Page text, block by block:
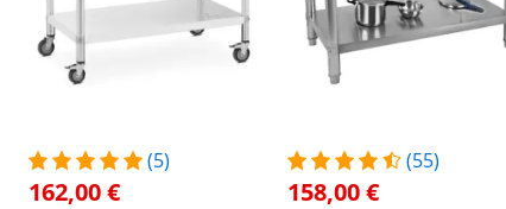
(5)
162,00 €
(55)
158,00 €